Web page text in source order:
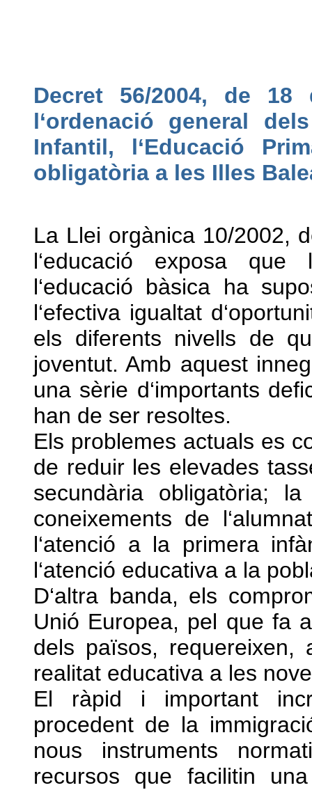
Decret 56/2004, de
l‘ordenació general
Infantil, l‘Educació
obligatòria a les Illes
La Llei orgànica 10/2002,
l‘educació exposa que
l‘educació bàsica ha
l‘efectiva igualtat
els diferents nivells de
joventut. Amb aquest
una sèrie d‘importants
han de ser resoltes.
Els problemes actuals es
de reduir les elevades
secundària obligatòria;
coneixements de
l‘atenció a la primera
l‘atenció educativa a la
D‘altra banda, els
Unió Europea, pel que fa
dels països, requereixen,
realitat educativa a les
El ràpid i important
procedent de la
nous instruments
recursos que facilitin